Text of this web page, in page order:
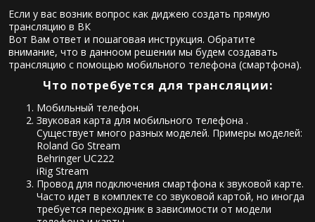
Если у вас возник вопрос как диджею создать прямую
трансляцию в ВК
Вот Вам ответ и пошаговая инструкция. Обратите
внимание, что в данноом решении мы будем создавать
трансляцию с помощью мобильного телефона (смартфона).
Что потребуется для трансляции:
Мобильный телефон.
Звуковая карта для мобильного телефона .
Cуществует много разных моделей. Примеры моделей:
Roland Go Stream
Behringer UC222
iRig Stream
Провод для подключения смартфона к звуковой карте.
Часто идет в комплекте со звуковой картой, но иногда
требуется переходник в зависимости от модели